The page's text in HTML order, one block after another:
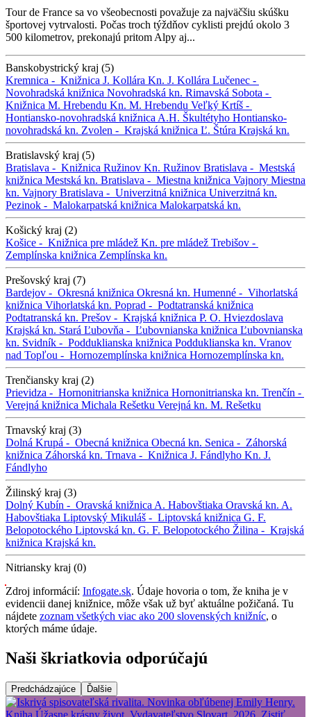
Tour de France sa vo všeobecnosti považuje za najväčšiu skúšku
športovej vytrvalosti. Počas troch týždňov cyklisti prejdú okolo 3
500 kilometrov, prekonajú pritom Alpy aj...
Banskobystrický kraj (5)
Kremnica - Knižnica J. Kollára Kn. J. Kollára Lučenec -
Novohradská knižnica Novohradská kn. Rimavská Sobota -
Knižnica M. Hrebendu Kn. M. Hrebendu Veľký Krtíš -
Hontiansko-novohradská knižnica A.H. Škultétyho Hontiansko-
novohradská kn. Zvolen - Krajská knižnica Ľ. Štúra Krajská kn.
Bratislavský kraj (5)
Bratislava - Knižnica Ružinov Kn. Ružinov Bratislava - Mestská
knižnica Mestská kn. Bratislava - Miestna knižnica Vajnory Miestna
kn. Vajnory Bratislava - Univerzitná knižnica Univerzitná kn.
Pezinok - Malokarpatská knižnica Malokarpatská kn.
Košický kraj (2)
Košice - Knižnica pre mládež Kn. pre mládež Trebišov -
Zemplínska knižnica Zemplínska kn.
Prešovský kraj (7)
Bardejov - Okresná knižnica Okresná kn. Humenné - Vihorlatská
knižnica Vihorlatská kn. Poprad - Podtatranská knižnica
Podtatranská kn. Prešov - Krajská knižnica P. O. Hviezdoslava
Krajská kn. Stará Ľubovňa - Ľubovnianska knižnica Ľubovnianska
kn. Svidník - Podduklianska knižnica Podduklianska kn. Vranov
nad Topľou - Hornozemplínska knižnica Hornozemplínska kn.
Trenčiansky kraj (2)
Prievidza - Hornonitrianska knižnica Hornonitrianska kn. Trenčín -
Verejná knižnica Michala Rešetku Verejná kn. M. Rešetku
Trnavský kraj (3)
Dolná Krupá - Obecná knižnica Obecná kn. Senica - Záhorská
knižnica Záhorská kn. Trnava - Knižnica J. Fándlyho Kn. J.
Fándlyho
Žilinský kraj (3)
Dolný Kubín - Oravská knižnica A. Habovštiaka Oravská kn. A.
Habovštiaka Liptovský Mikuláš - Liptovská knižnica G. F.
Belopotockého Liptovská kn. G. F. Belopotockého Žilina - Krajská
knižnica Krajská kn.
Nitriansky kraj (0)
Zdroj informácií: Infogate.sk. Údaje hovoria o tom, že kniha je v
evidencii danej knižnice, môže však už byť aktuálne požičaná. Tu
nájdete zoznam všetkých viac ako 200 slovenských knižníc, o
ktorých máme údaje.
Naši škriatkovia odporúčajú
Predchádzajúce Ďalšie